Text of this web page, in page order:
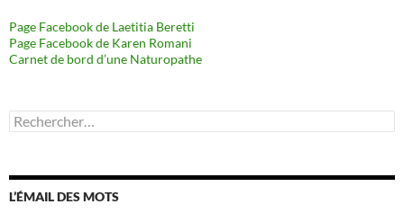
Page Facebook de Laetitia Beretti
Page Facebook de Karen Romani
Carnet de bord d’une Naturopathe
Rechercher :
L’ÉMAIL DES MOTS